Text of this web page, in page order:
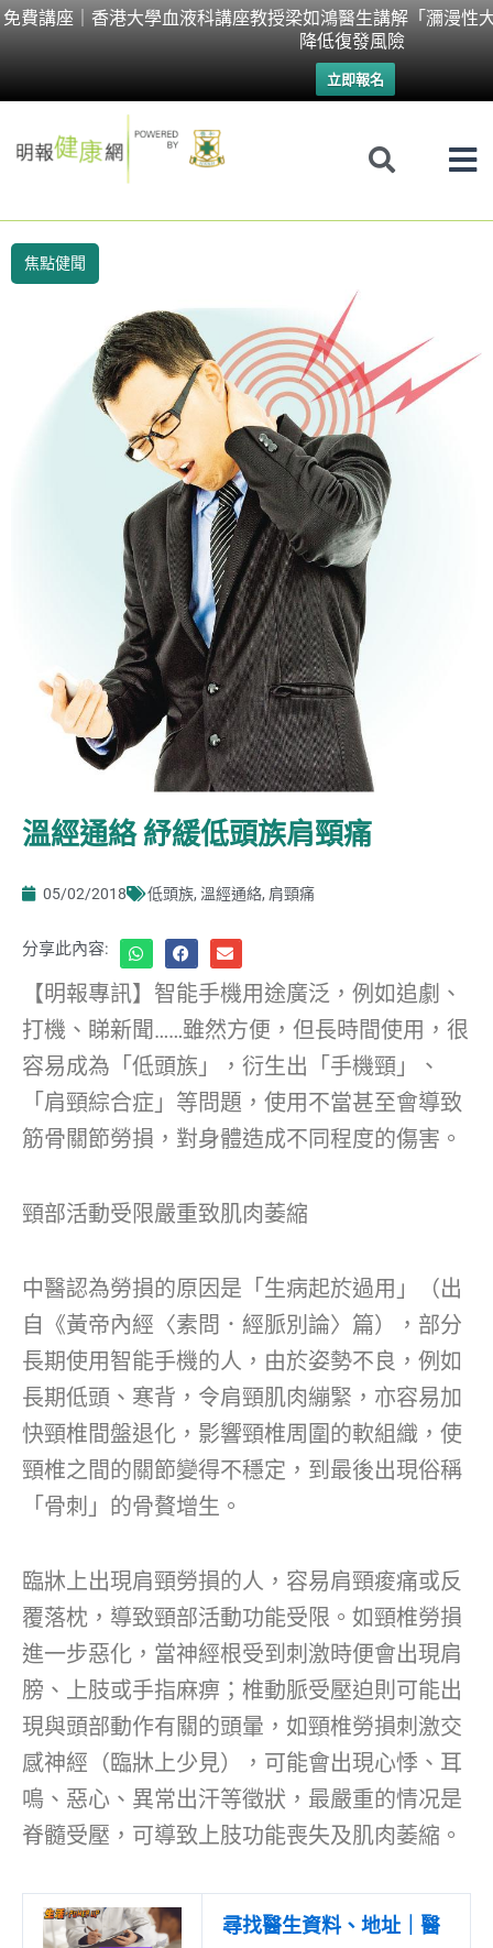
免費講座｜香港大學血液科講座教授梁如鴻醫生講解「瀰漫性
降低復發風險
立即報名
Skip
焦點健聞
溫經通絡 紓緩低頭族肩頸痛
05/02/2018 低頭族, 溫經通絡, 肩頸痛
分享此內容:
【明報專訊】智能手機用途廣泛，例如追劇、
打機、睇新聞……雖然方便，但長時間使用，很
容易成為「低頭族」，衍生出「手機頸」、
「肩頸綜合症」等問題，使用不當甚至會導致
筋骨關節勞損，對身體造成不同程度的傷害。
頸部活動受限嚴重致肌肉萎縮
中醫認為勞損的原因是「生病起於過用」（出
自《黃帝內經〈素問．經脈別論〉篇），部分
長期使用智能手機的人，由於姿勢不良，例如
長期低頭、寒背，令肩頸肌肉繃緊，亦容易加
快頸椎間盤退化，影響頸椎周圍的軟組織，使
頸椎之間的關節變得不穩定，到最後出現俗稱
「骨刺」的骨贅增生。
臨牀上出現肩頸勞損的人，容易肩頸痠痛或反
覆落枕，導致頸部活動功能受限。如頸椎勞損
進一步惡化，當神經根受到刺激時便會出現肩
膀、上肢或手指麻痹；椎動脈受壓迫則可能出
現與頭部動作有關的頭暈，如頸椎勞損刺激交
感神經（臨牀上少見），可能會出現心悸、耳
鳴、惡心、異常出汗等徵狀，最嚴重的情况是
脊髓受壓，可導致上肢功能喪失及肌肉萎縮。
尋找醫生資料、地址｜醫